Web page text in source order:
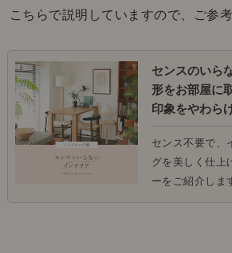
こちらで説明していますので、ご参考
センスのいら
形をお部屋に
印象をやわら
センス不要で、
グを美しく仕上
ーをご紹介しま